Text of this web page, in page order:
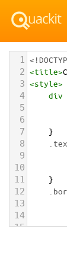
1
2 <title>
3 <style>
4 div
5
6
7 }
8
9
10
11 }
12
13
14
15